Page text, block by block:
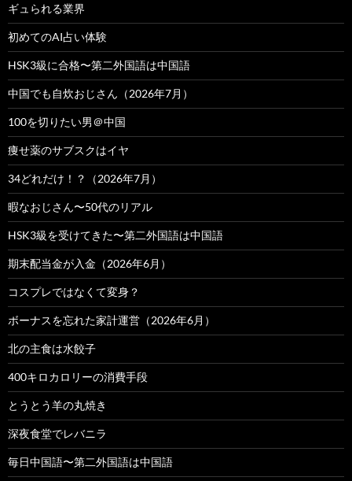
ギュられる業界
初めてのAI占い体験
HSK3級に合格〜第二外国語は中国語
中国でも自炊おじさん（2026年7月）
100を切りたい男＠中国
痩せ薬のサブスクはイヤ
34どれだけ！？（2026年7月）
暇なおじさん〜50代のリアル
HSK3級を受けてきた〜第二外国語は中国語
期末配当金が入金（2026年6月）
コスプレではなくて変身？
ボーナスを忘れた家計運営（2026年6月）
北の主食は水餃子
400キロカロリーの消費手段
とうとう羊の丸焼き
深夜食堂でレバニラ
毎日中国語〜第二外国語は中国語